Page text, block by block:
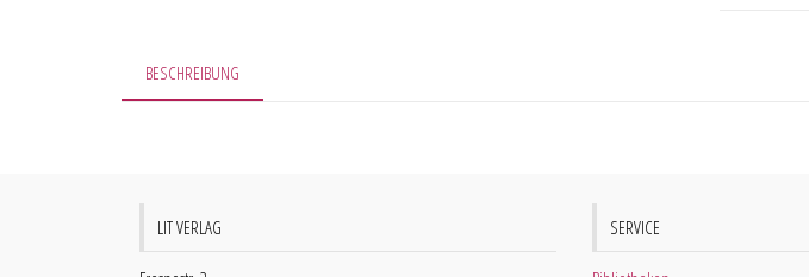
BESCHREIBUNG
LIT VERLAG SERVICE